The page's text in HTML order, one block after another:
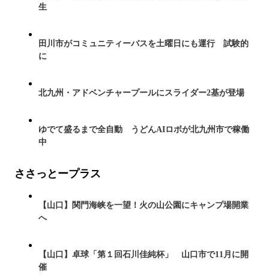
生
田川市がコミュニティーバスを土曜日にも運行 試験的
に
北九州・アドベンチャープールにスライダー2基が登場
ゆでて盛るまで全自動 うどんAIロボが北九州市で稼働
中
ささっとープラス
【山口】関門海峡を一望！火の山公園にキャンプ場開業
へ
【山口】卓球「第１回石川佳純杯」 山口市で11月に開
催